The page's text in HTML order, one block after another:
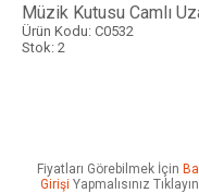
Müzik Kutusu Camlı
Ürün Kodu: C0532
Stok: 2
Fiyatları Görebilmek İçin
Girişi Yapmalısınız